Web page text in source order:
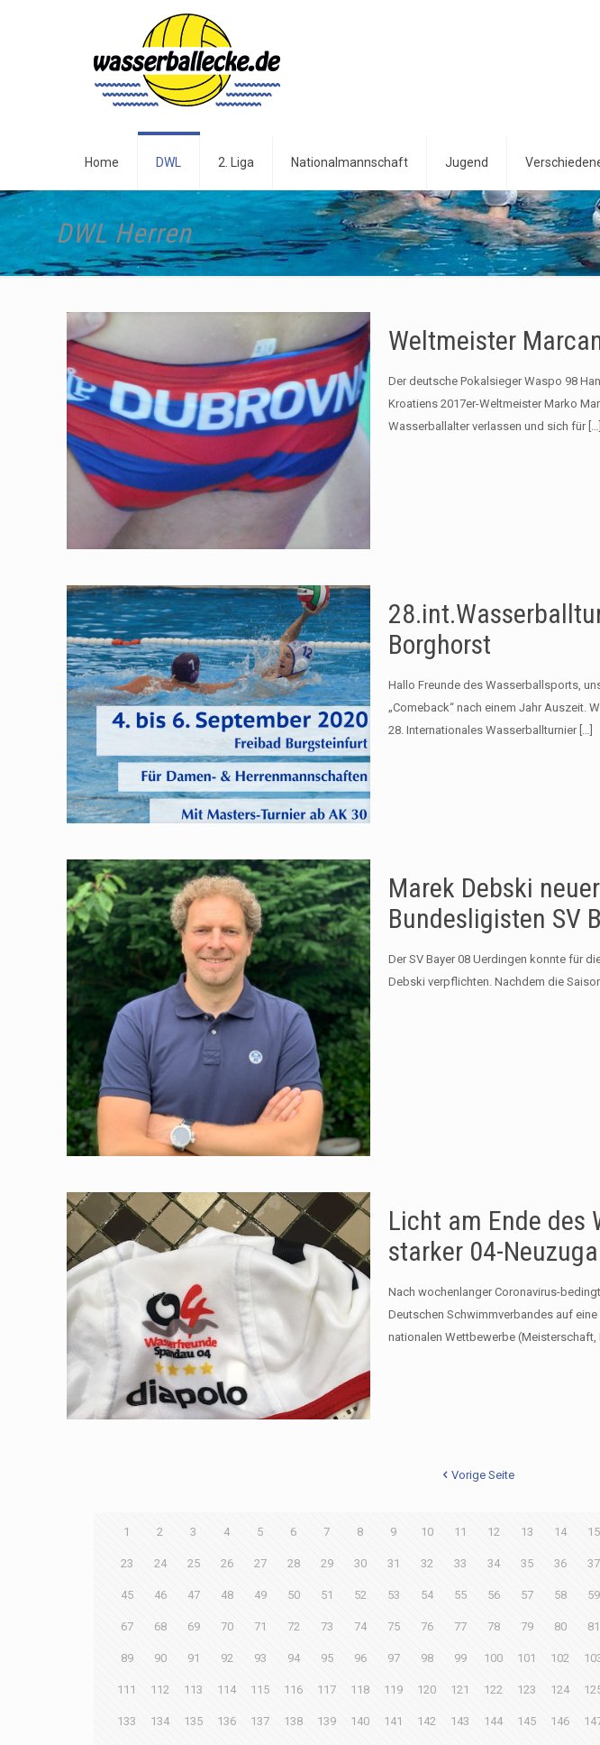
Home DWL 2. Liga Nationalmannschaft Jugend
DWL Herren
Weltmeister
Der deutsche Pokalsieger Waspo 98
Kroatiens 2017er-Weltmeister Marko
Wasserballalter verlassen und sich für[…]
Borghorst
Hallo Freunde des Wasserballsports,
„Comeback“ nach einem Jahr Auszeit.
28. Internationales Wasserballturnier[…]
Marek Debski
Bundesligisten SV
Der SV Bayer 08 Uerdingen konnte für
Debski verpflichten. Nachdem die
Licht am Ende des
starker 04-
Nach wochenlanger Coronavirus-
Deutschen Schwimmverbandes auf
nationalen Wettbewerbe
Vorige Seite
1 2 3 4 5 6 7 8 9 10 11 12 13 14 15
23 24 25 26 27 28 29 30 31 32 33 34 35 36 37
45 46 47 48 49 50 51 52 53 54 55 56 57 58 59
67 68 69 70 71 72 73 74 75 76 77 78 79 80 81
89 90 91 92 93 94 95 96 97 98 99 100 101 102
111 112 113 114 115 116 117 118 119 120 121 122 123 124
133 134 135 136 137 138 139 140 141 142 143 144 145 146